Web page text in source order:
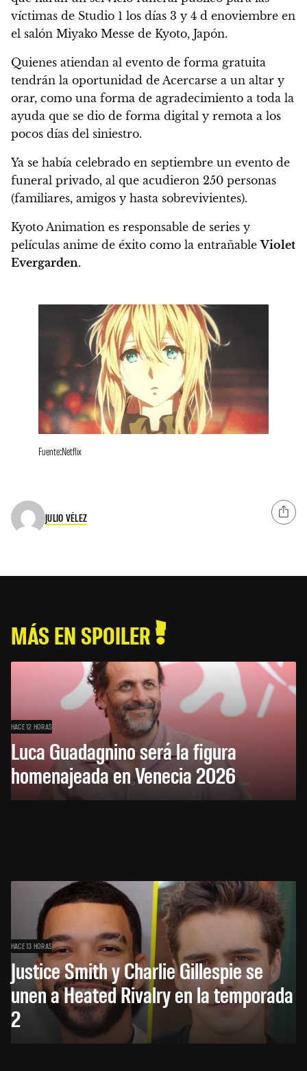
víctimas de Studio 1 los días 3 y 4 d enoviembre en
el salón Miyako Messe de Kyoto, Japón.
Quienes atiendan al evento de forma gratuita
tendrán la oportunidad de Acercarse a un altar y
orar, como una forma de agradecimiento a toda la
ayuda que se dio de forma digital y remota a los
pocos días del siniestro.
Ya se había celebrado en septiembre un evento de
funeral privado, al que acudieron 250 personas
(familiares, amigos y hasta sobrevivientes).
Kyoto Animation es responsable de series y
películas anime de éxito como la entrañableViolet
Evergarden.
Fuente:Netflix
JULIO VÉLEZ
MÁS EN SPOILER
HACE 12 HORAS
Luca Guadagnino será la figura
homenajeada en Venecia 2026
HACE 13 HORAS
Justice Smith y Charlie Gillespie se
unen a Heated Rivalry en la temporada
2